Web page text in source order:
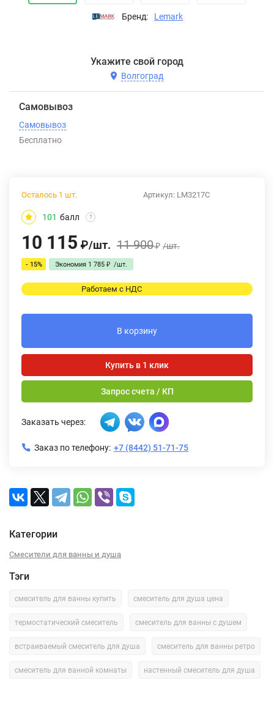
Бренд: Lemark
Укажите свой город
Волгоград
Самовывоз
Самовывоз
Бесплатно
Артикул: LM3217C
Осталось 1 шт.
101 балл ?
10 115 ₽/шт. 11 900₽ /шт.
- 15% Экономия 1 785 ₽ /шт.
Работаем с НДС
В корзину
Купить в 1 клик
Запрос счета / КП
Заказать через:
Заказ по телефону: +7 (8442) 51-71-75
Категории
Смесители для ванны и душа
Тэги
смеситель для ванны купить смеситель для душа цена
термостатический смеситель смеситель для ванны с душем
встраиваемый смеситель для душа смеситель для ванны ретро
смеситель для ванной комнаты настенный смеситель для душа